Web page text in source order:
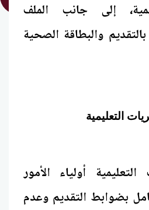
إلى جانب الملف
والبطاقة الصحية
التعليمية
أولياء الأمور
بضوابط التقديم وعدم